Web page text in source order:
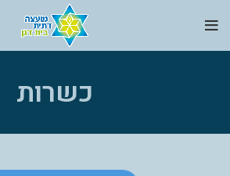
כשרות